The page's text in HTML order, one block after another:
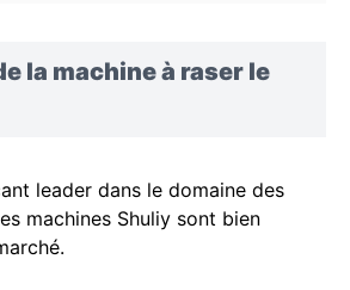
la machine à raser le
leader dans le domaine des
machines Shuliy sont bien